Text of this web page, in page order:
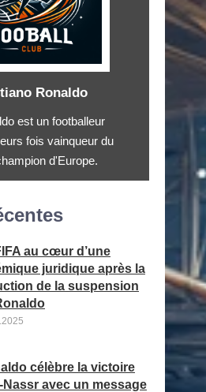
Ronaldo
est un footballeur
fois vainqueur du
d'Europe.
au cœur d’une
juridique après la
de la suspension
célèbre la victoire
Nassr avec un message